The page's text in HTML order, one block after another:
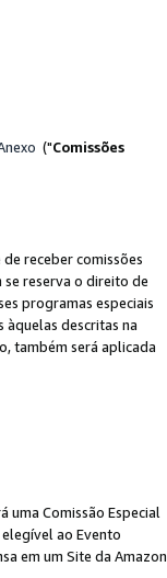
("Comissões
receber comissões
reserva o direito de
programas especiais
descritas na
também será aplicada
uma Comissão Especial
ao Evento
em um Site da Amazon